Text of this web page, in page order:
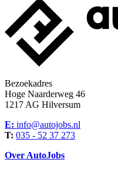
Bezoekadres
Hoge Naarderweg 46
1217 AG Hilversum
E: info@autojobs.nl
T: 035 - 52 37 273
Over AutoJobs